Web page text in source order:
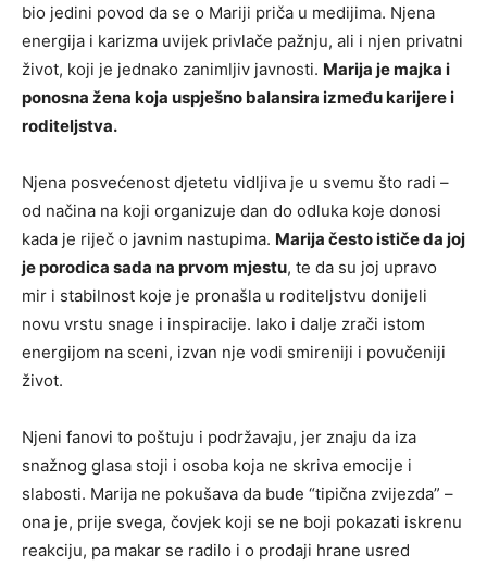
bio jedini povod da se o Mariji priča u medijima. Njena
energija i karizma uvijek privlače pažnju, ali i njen privatni
život, koji je jednako zanimljiv javnosti. Marija je majka i
ponosna žena koja uspješno balansira između karijere i
roditeljstva.
Njena posvećenost djetetu vidljiva je u svemu što radi –
od načina na koji organizuje dan do odluka koje donosi
kada je riječ o javnim nastupima. Marija često ističe da joj
je porodica sada na prvom mjestu, te da su joj upravo
mir i stabilnost koje je pronašla u roditeljstvu donijeli
novu vrstu snage i inspiracije. Iako i dalje zrači istom
energijom na sceni, izvan nje vodi smireniji i povučeniji
život.
Njeni fanovi to poštuju i podržavaju, jer znaju da iza
snažnog glasa stoji i osoba koja ne skriva emocije i
slabosti. Marija ne pokušava da bude “tipična zvijezda” –
ona je, prije svega, čovjek koji se ne boji pokazati iskrenu
reakciju, pa makar se radilo i o prodaji hrane usred